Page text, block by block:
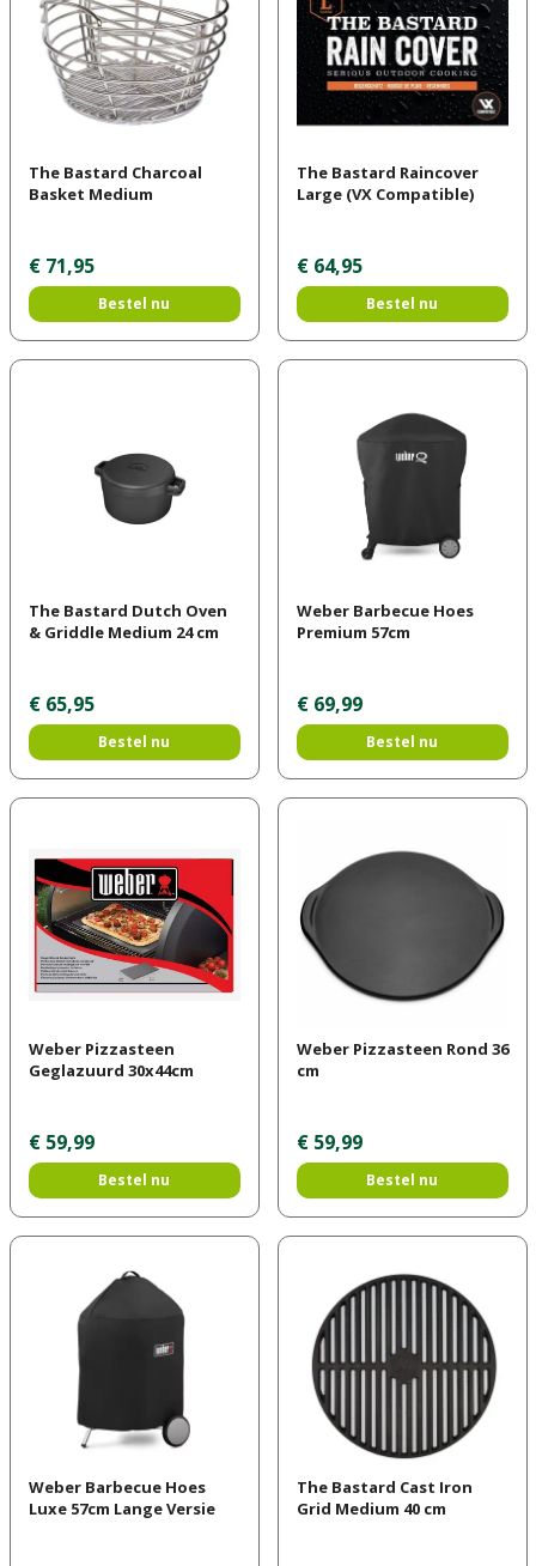
The Bastard Charcoal
Basket Medium
€ 71,95
Bestel nu
The Bastard Raincover
Large (VX Compatible)
€ 64,95
Bestel nu
The Bastard Dutch Oven
& Griddle Medium 24 cm
€ 65,95
Bestel nu
Weber Barbecue Hoes
Premium 57cm
€ 69,99
Bestel nu
Weber Pizzasteen
Geglazuurd 30x44cm
€ 59,99
Bestel nu
Weber Pizzasteen Rond 36
cm
€ 59,99
Bestel nu
Weber Barbecue Hoes
Luxe 57cm Lange Versie
The Bastard Cast Iron
Grid Medium 40 cm